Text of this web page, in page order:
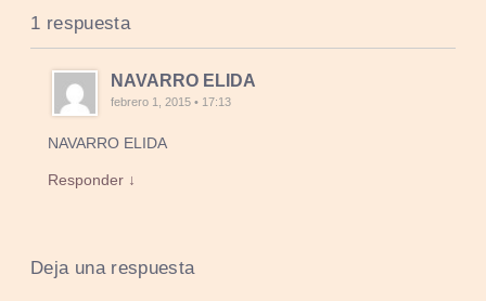
1 respuesta
NAVARRO ELIDA
febrero 1, 2015 • 17:13
NAVARRO ELIDA
Responder ↓
Deja una respuesta